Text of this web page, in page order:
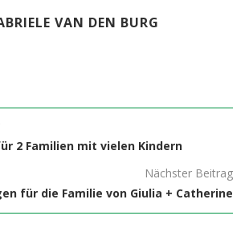
VAN DEN BURG
2 Familien mit vielen Kindern
Nächster Beitrag
für die Familie von Giulia + Catherine